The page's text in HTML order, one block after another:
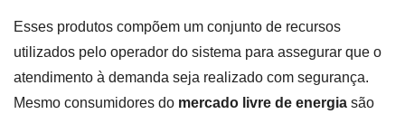
Esses produtos compõem um conjunto de recursos
utilizados pelo operador do sistema para assegurar que o
atendimento à demanda seja realizado com segurança.
Mesmo consumidores do mercado livre de energia são